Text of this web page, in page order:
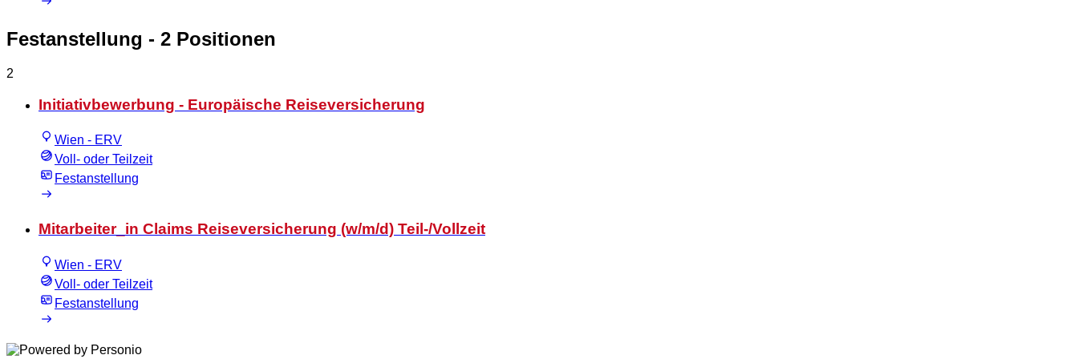
Festanstellung - 2 Positionen
2
Initiativbewerbung - Europäische Reiseversicherung
Wien - ERV
Voll- oder Teilzeit
Festanstellung
Mitarbeiter_in Claims Reiseversicherung (w/m/d) Teil-/Vollzeit
Wien - ERV
Voll- oder Teilzeit
Festanstellung